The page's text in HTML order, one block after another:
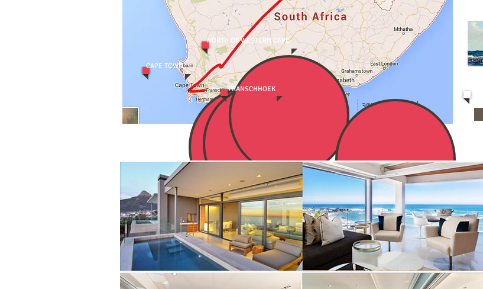
จุดหมายต่างๆที่ไป
NORTH OF WESTERN CAPE
CAPE TOWN
FRANSCHHOEK